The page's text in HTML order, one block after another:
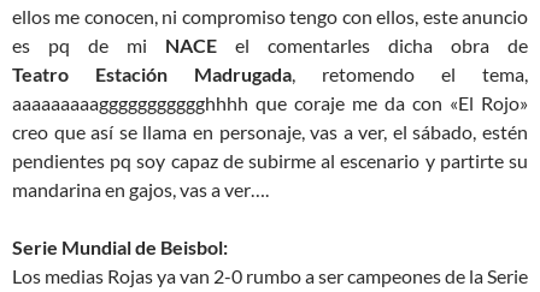
ellos me conocen, ni compromiso tengo con ellos, este anuncio
es pq de mi NACE el comentarles dicha obra de
Teatro Estación Madrugada, retomendo el tema,
aaaaaaaaaggggggggggghhhh que coraje me da con «El Rojo»
creo que así se llama en personaje, vas a ver, el sábado, estén
pendientes pq soy capaz de subirme al escenario y partirte su
mandarina en gajos, vas a ver….
Serie Mundial de Beisbol:
Los medias Rojas ya van 2-0 rumbo a ser campeones de la Serie